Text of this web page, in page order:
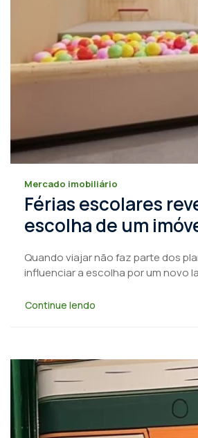
Mercado imobiliário
Férias escolares
escolha de um
Quando viajar não faz parte dos
influenciar a escolha por um novo
Continue lendo